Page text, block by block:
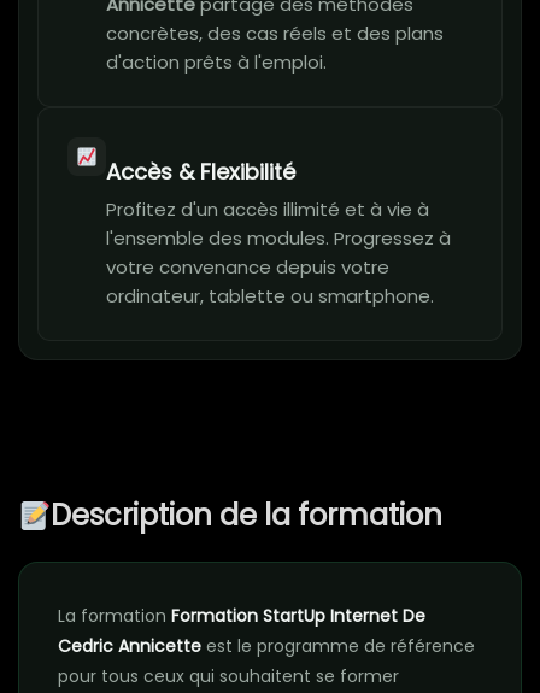
concrètes, des cas réels et des plans
d'action prêts à l'emploi.
Accès & Flexibilité
Profitez d'un accès illimité et à vie à
l'ensemble des modules. Progressez à
votre convenance depuis votre
ordinateur, tablette ou smartphone.
Description de la formation
La formation Formation StartUp Internet De
Cedric Annicette est le programme de référence
pour tous ceux qui souhaitent se former